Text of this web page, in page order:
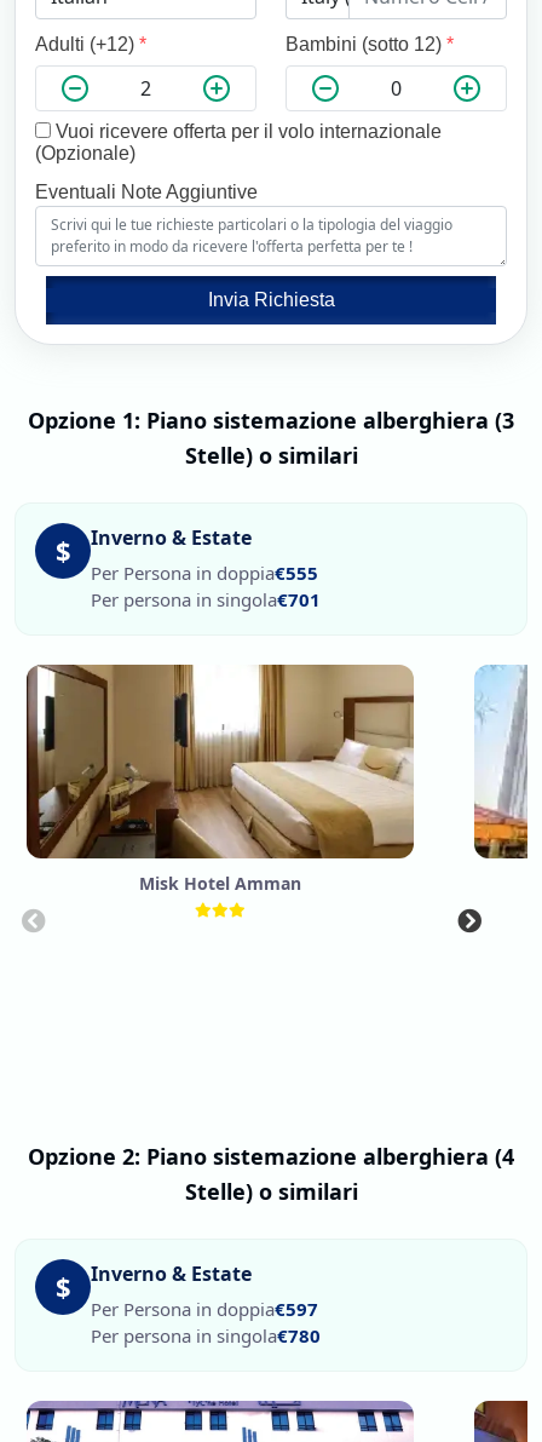
Adulti (+12) * Bambini (sotto 12) *
Vuoi ricevere offerta per il volo internazionale
(Opzionale)
Eventuali Note Aggiuntive
Invia Richiesta
Opzione 1: Piano sistemazione alberghiera (3
Stelle) o similari
$ Inverno & Estate
Per Persona in doppia€555
Per persona in singola€701
Misk Hotel Amman
Opzione 2: Piano sistemazione alberghiera (4
Stelle) o similari
$ Inverno & Estate
Per Persona in doppia€597
Per persona in singola€780